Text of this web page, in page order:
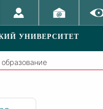
УНИВЕРСИТЕТ